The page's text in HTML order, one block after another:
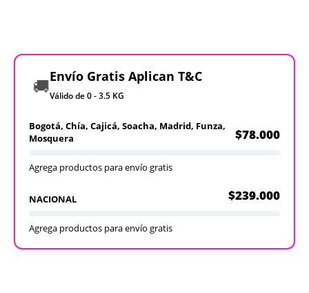
🚚 Envío Gratis Aplican T&C
Válido de 0 - 3.5 KG
Bogotá, Chía, Cajicá, Soacha, Madrid, Funza,
Mosquera
$78.000
Agrega productos para envío gratis
NACIONAL $239.000
Agrega productos para envío gratis